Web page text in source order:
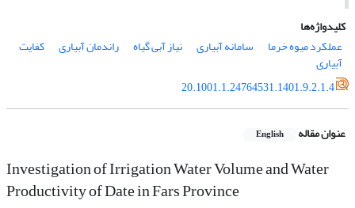
کلیدواژه‌ها
عملکرد میوه خرما
سامانه آبیاری نیاز آبی گیاه راندمان آبیاری کفایت
آبیاری
20.1001.1.24764531.1401.9.2.1.4
عنوان مقاله English
Investigation of Irrigation Water Volume and Water
Productivity of Date in Fars Province